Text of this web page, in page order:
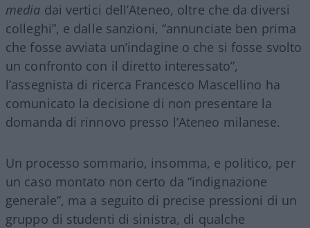
media dai vertici dell’Ateneo, oltre che da diversi
colleghi”, e dalle sanzioni, “annunciate ben prima
che fosse avviata un’indagine o che si fosse svolto
un confronto con il diretto interessato”,
l’assegnista di ricerca Francesco Mascellino ha
comunicato la decisione di non presentare la
domanda di rinnovo presso l’Ateneo milanese.
Un processo sommario, insomma, e politico, per
un caso montato non certo da “indignazione
generale”, ma a seguito di precise pressioni di un
gruppo di studenti di sinistra, di qualche